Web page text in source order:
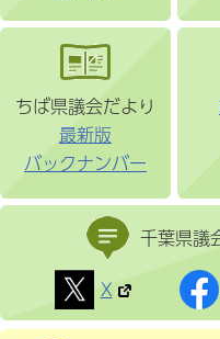
ちば県議会だより
最新版
バックナンバー
千葉県議
X